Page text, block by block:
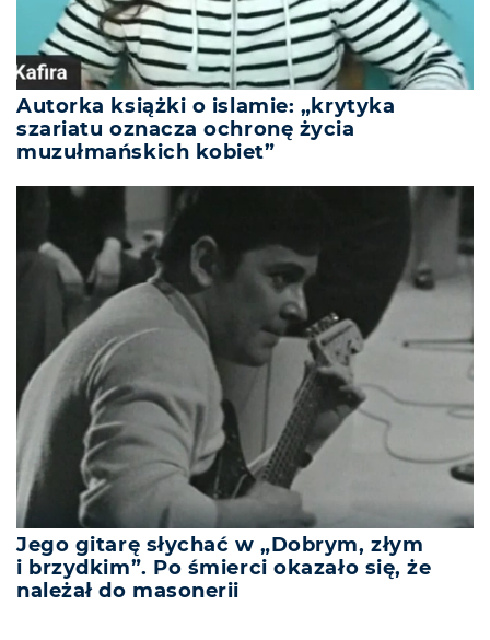
Autorka książki o islamie: „krytyka
szariatu oznacza ochronę życia
muzułmańskich kobiet”
Jego gitarę słychać w „Dobrym, złym
i brzydkim”. Po śmierci okazało się, że
należał do masonerii